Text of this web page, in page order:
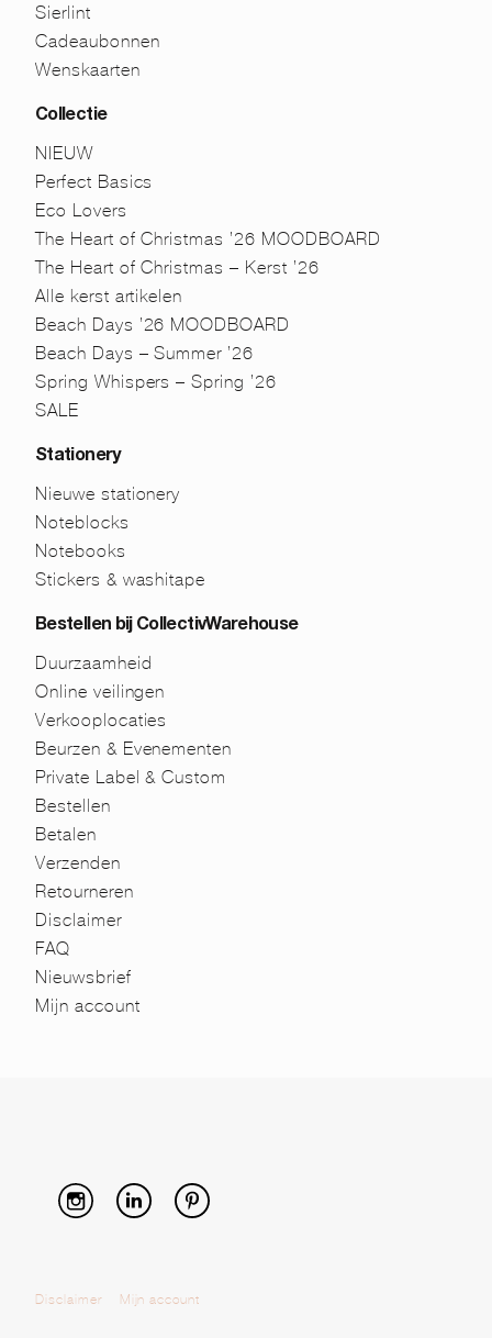
Sierlint
Cadeaubonnen
Wenskaarten
Collectie
NIEUW
Perfect Basics
Eco Lovers
The Heart of Christmas ’26 MOODBOARD
The Heart of Christmas – Kerst ’26
Alle kerst artikelen
Beach Days ’26 MOODBOARD
Beach Days – Summer ’26
Spring Whispers – Spring ’26
SALE
Stationery
Nieuwe stationery
Noteblocks
Notebooks
Stickers & washitape
Bestellen bij CollectivWarehouse
Duurzaamheid
Online veilingen
Verkooplocaties
Beurzen & Evenementen
Private Label & Custom
Bestellen
Betalen
Verzenden
Retourneren
Disclaimer
FAQ
Nieuwsbrief
Mijn account
Disclaimer Mijn account